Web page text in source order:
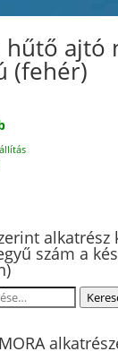
hűtő ajtó
(fehér)
alkatrész
szám a